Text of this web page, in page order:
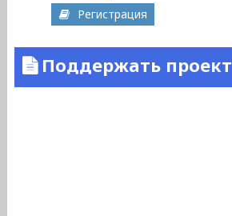
Регистрация
Поддержать проект